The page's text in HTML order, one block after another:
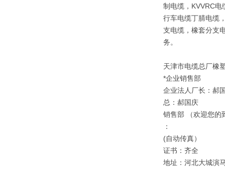
制电缆，KVVRC
行车电缆丁腈电缆
支电缆，橡套分支
务。
天津市电缆总厂橡
*企业销售部
企业法人厂长：郝
总：郝国庆
销售部 （欢迎您的
：
(自动传真）
证书：齐全
地址：河北大城演